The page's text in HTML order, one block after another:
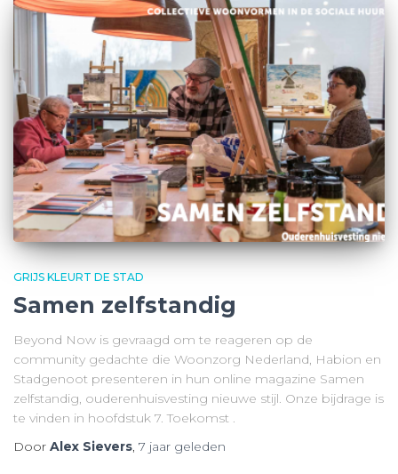
GRIJS KLEURT DE STAD
Samen zelfstandig
Beyond Now is gevraagd om te reageren op de
community gedachte die Woonzorg Nederland, Habion en
Stadgenoot presenteren in hun online magazine Samen
zelfstandig, ouderenhuisvesting nieuwe stijl. Onze bijdrage is
te vinden in hoofdstuk 7. Toekomst .
Door Alex Sievers, 7 jaar geleden